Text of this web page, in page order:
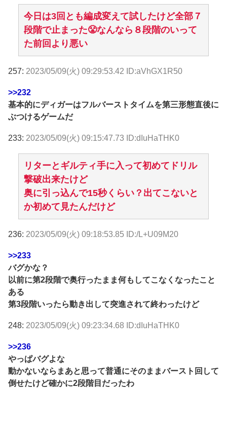
今日は3回とも編成変えて試したけど全部７
段階で止まった😤なんなら８段階のいって
た前回より悪い
257: 2023/05/09(火) 09:29:53.42 ID:aVhGX1R50
>>232
基本的にディガーはフルバーストタイムを第三形態直後に
ぶつけるゲームだ
233: 2023/05/09(火) 09:15:47.73 ID:dIuHaTHK0
リターとギルティ手に入って初めてドリル
撃破出来たけど
奥に引っ込んで15秒くらい？出てこないと
か初めて見たんだけど
236: 2023/05/09(火) 09:18:53.85 ID:/L+U09M20
>>233
バグかな？
以前に第2段階で奥行ったまま何もしてこなくなったこと
ある
第3段階いったら動き出して突進されて終わったけど
248: 2023/05/09(火) 09:23:34.68 ID:dIuHaTHK0
>>236
やっぱバグよな
動かないならまあと思って普通にそのままバースト回して
倒せたけど確かに2段階目だったわ